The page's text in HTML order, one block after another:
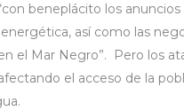
beneplácito los
así como las
el Mar Negro”. Pero los
el acceso de la